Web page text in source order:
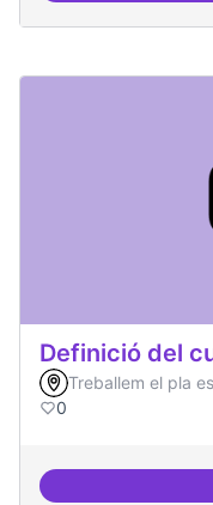
Definició del
Treballem el pla
0